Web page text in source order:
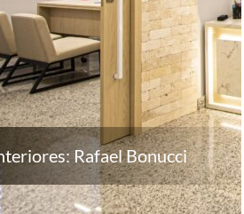
Rafael Bonucci